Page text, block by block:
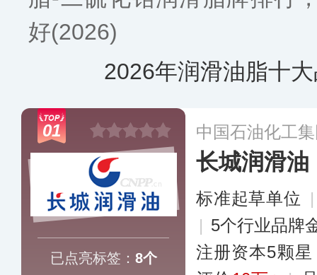
好(2026)
2026年润滑油脂十
01
已点亮标签： 8个
中国石油化工
长城润滑油
标准起草单位
| 5个行业品牌
注册资本5颗星